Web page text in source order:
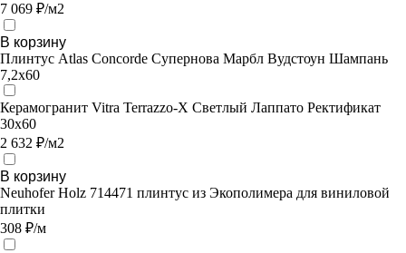
7 069 ₽/м2
В корзину
Плинтус Atlas Concorde Супернова Марбл Вудстоун Шампань
7,2х60
Керамогранит Vitra Terrazzo-X Светлый Лаппато Ректификат
30х60
2 632 ₽/м2
В корзину
Neuhofer Holz 714471 плинтус из Экополимера для виниловой
плитки
308 ₽/м